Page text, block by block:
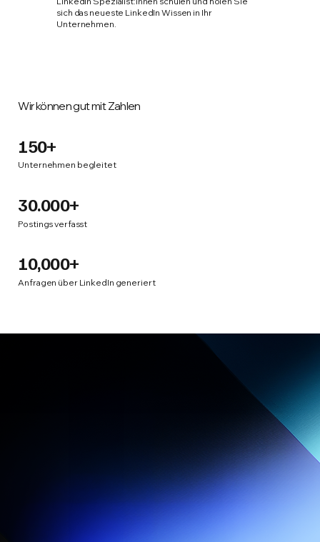
sich das neueste LinkedIn Wissen in Ihr
Unternehmen.
Wir können gut mit Zahlen
150+
Unternehmen begleitet
30.000+
Postings verfasst
10,000+
Anfragen über LinkedIn generiert